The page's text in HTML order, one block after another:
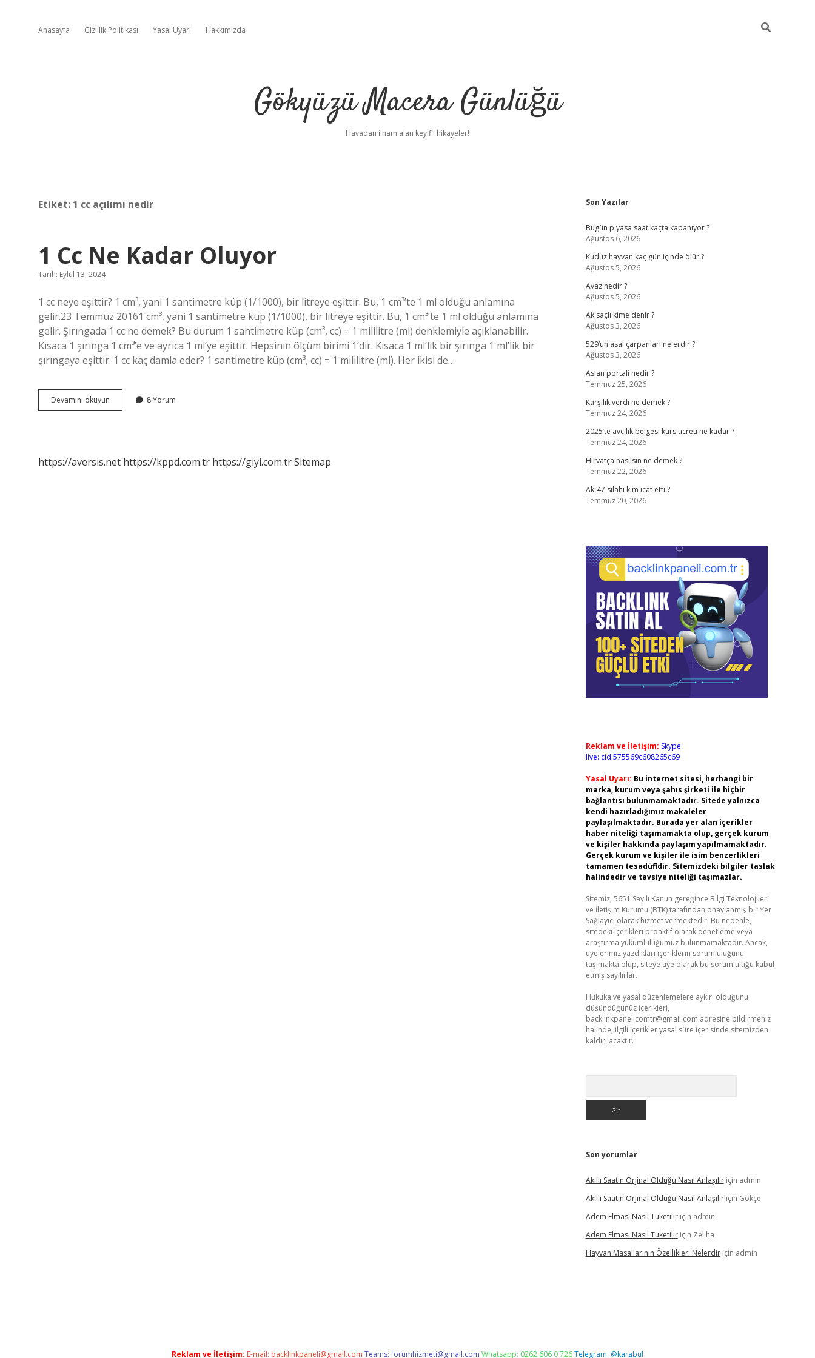
Anasayfa Gizlilik Politikası Yasal Uyarı Hakkımızda
Gökyüzü Macera Günlüğü
Havadan ilham alan keyifli hikayeler!
Etiket: 1 cc açılımı nedir
1 Cc Ne Kadar Oluyor
Tarih: Eylül 13, 2024
1 cc neye eşittir? 1 cm³, yani 1 santimetre küp (1/1000), bir litreye eşittir. Bu, 1 cm³’te 1 ml olduğu anlamına
gelir.23 Temmuz 20161 cm³, yani 1 santimetre küp (1/1000), bir litreye eşittir. Bu, 1 cm³’te 1 ml olduğu anlamına
gelir. Şırıngada 1 cc ne demek? Bu durum 1 santimetre küp (cm³, cc) = 1 mililitre (ml) denklemiyle açıklanabilir.
Kısaca 1 şırınga 1 cm³’e ve ayrıca 1 ml’ye eşittir. Hepsinin ölçüm birimi 1’dir. Kısaca 1 ml’lik bir şırınga 1 ml’lik bir
şırıngaya eşittir. 1 cc kaç damla eder? 1 santimetre küp (cm³, cc) = 1 mililitre (ml). Her ikisi de…
Devamını okuyun
Cc
8 Yorum
https://aversis.net https://kppd.com.tr https://giyi.com.trSitemap
Sidebar
Son Yazılar
Bugün piyasa saat kaçta kapanıyor ?
Ağustos 6, 2026
Kuduz hayvan kaç gün içinde ölür ?
Ağustos 5, 2026
Avaz nedir ?
Ağustos 5, 2026
Ak saçlı kime denir ?
Ağustos 3, 2026
529’un asal çarpanları nelerdir ?
Ağustos 3, 2026
Aslan portali nedir ?
Temmuz 25, 2026
Karşılık verdi ne demek ?
Temmuz 24, 2026
2025’te avcılık belgesi kurs ücreti ne kadar ?
Temmuz 24, 2026
Hirvatça nasılsın ne demek ?
Temmuz 22, 2026
Ak-47 silahı kim icat etti ?
Temmuz 20, 2026
Reklam ve İletişim: Skype:
live:.cid.575569c608265c69
Yasal Uyarı: Bu internet sitesi, herhangi bir
marka, kurum veya şahıs şirketi ile hiçbir
bağlantısı bulunmamaktadır. Sitede yalnızca
kendi hazırladığımız makaleler
paylaşılmaktadır. Burada yer alan içerikler
haber niteliği taşımamakta olup, gerçek kurum
ve kişiler hakkında paylaşım yapılmamaktadır.
Gerçek kurum ve kişiler ile isim benzerlikleri
tamamen tesadüfidir. Sitemizdeki bilgiler taslak
halindedir ve tavsiye niteliği taşımazlar.
Sitemiz, 5651 Sayılı Kanun gereğince Bilgi Teknolojileri
ve İletişim Kurumu (BTK) tarafından onaylanmış bir Yer
Sağlayıcı olarak hizmet vermektedir. Bu nedenle,
sitedeki içerikleri proaktif olarak denetleme veya
araştırma yükümlülüğümüz bulunmamaktadır. Ancak,
üyelerimiz yazdıkları içeriklerin sorumluluğunu
taşımakta olup, siteye üye olarak bu sorumluluğu kabul
etmiş sayılırlar.
Hukuka ve yasal düzenlemelere aykırı olduğunu
düşündüğünüz içerikleri,
backlinkpanelicomtr@gmail.com adresine bildirmeniz
halinde, ilgili içerikler yasal süre içerisinde sitemizden
kaldırılacaktır.
Son yorumlar
Akıllı Saatin Orjinal Olduğu Nasıl Anlaşılıriçin admin
Akıllı Saatin Orjinal Olduğu Nasıl Anlaşılıriçin Gökçe
Adem Elması Nasil Tuketiliriçin admin
Adem Elması Nasil Tuketiliriçin Zeliha
Hayvan Masallarının Özellikleri Nelerdiriçin admin
Reklam ve İletişim: E-mail: backlinkpaneli@gmail.com Teams:forumhizmeti@gmail.com Whatsapp: 0262 606 0 726Telegram: @karabul